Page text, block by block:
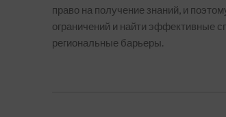
право на получение знаний, и
ограничений и найти эффективные
региональные барьеры.